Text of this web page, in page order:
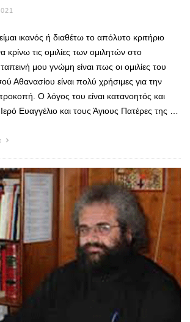
ικανός ή διαθέτω το απόλυτο κριτήριο
κρίνω τις ομιλίες των ομιλητών στο
μου γνώμη είναι πως οι ομιλίες του
Αθανασίου είναι πολύ χρήσιμες για την
Ο λόγος του είναι κατανοητός και
Ευαγγέλιο και τους Άγιους Πατέρες της …